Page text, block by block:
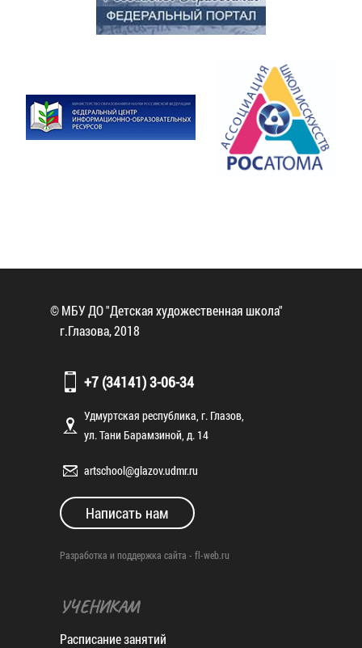
© МБУ ДО "Детская художественная школа"
г.Глазова, 2018
+7 (34141) 3-06-34
Удмуртская республика, г. Глазов,
ул. Тани Барамзиной, д. 14
artschool@glazov.udmr.ru
Написать нам
Разработка и поддержка сайта - fl-web.ru
УЧЕНИКАМ
Расписание занятий